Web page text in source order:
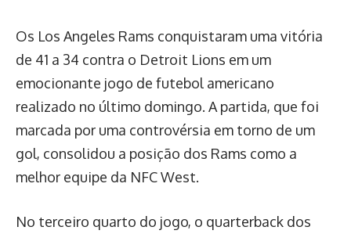
Os Los Angeles Rams conquistaram uma vitória
de 41 a 34 contra o Detroit Lions em um
emocionante jogo de futebol americano
realizado no último domingo. A partida, que foi
marcada por uma controvérsia em torno de um
gol, consolidou a posição dos Rams como a
melhor equipe da NFC West.
No terceiro quarto do jogo, o quarterback dos